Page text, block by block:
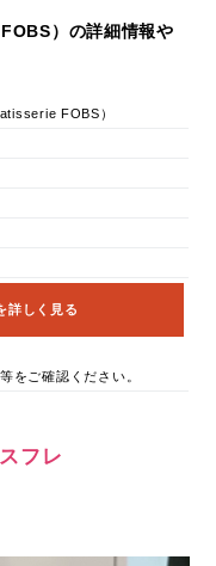
）の詳細情報や
FOBS）
詳しく見る
をご確認ください。
フレ